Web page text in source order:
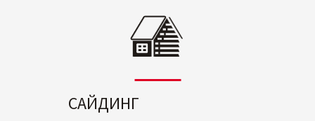
САЙДИНГ